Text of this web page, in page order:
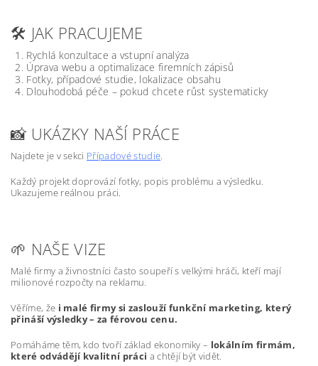
🛠️ JAK PRACUJEME
Rychlá konzultace a vstupní analýza
Úprava webu a optimalizace firemních zápisů
Fotky, případové studie, lokalizace obsahu
Dlouhodobá péče – pokud chcete růst systematicky
📸 UKÁZKY NAŠÍ PRÁCE
Najdete je v sekci Případové studie.
Každý projekt doprovází fotky, popis problému a výsledku.
Ukazujeme reálnou práci.
🌱 NAŠE VIZE
Malé firmy a živnostníci často soupeří s velkými hráči, kteří mají
milionové rozpočty na reklamu.
Věříme, že i malé firmy si zaslouží funkční marketing, který
přináší výsledky – za férovou cenu.
Pomáháme těm, kdo tvoří základ ekonomiky – lokálním firmám,
které odvádějí kvalitní práci a chtějí být vidět.